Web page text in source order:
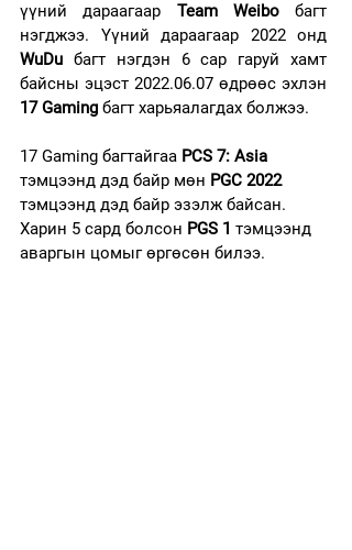
үүний дараагаар Team Weibo багт
WuDu багт нэгдэн 6 сар гаруй хамт
17 Gaming багт харьяалагдах болжээ.
17 Gaming багтайгаа PCS 7: Asia
тэмцээнд дэд байр мөн PGC 2022
тэмцээнд дэд байр эзэлж байсан.
Харин 5 сард болсон PGS 1 тэмцээнд
аваргын цомыг өргөсөн билээ.